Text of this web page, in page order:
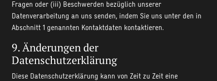
Fragen oder (iii) Beschwerden bezüglich unserer
Datenverarbeitung an uns senden, indem Sie uns unter den in
Abschnitt 1 genannten Kontaktdaten kontaktieren.
9. Änderungen der
Datenschutzerklärung
Diese Datenschutzerklärung kann von Zeit zu Zeit eine